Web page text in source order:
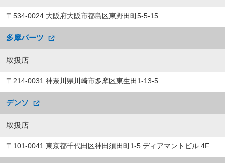
〒534-0024 大阪府大阪市都島区東野田町5-5-15
多摩パーツ
取扱店
〒214-0031 神奈川県川崎市多摩区東生田1-13-5
デンソ
取扱店
〒101-0041 東京都千代田区神田須田町1-5 ディアマントビル 4F